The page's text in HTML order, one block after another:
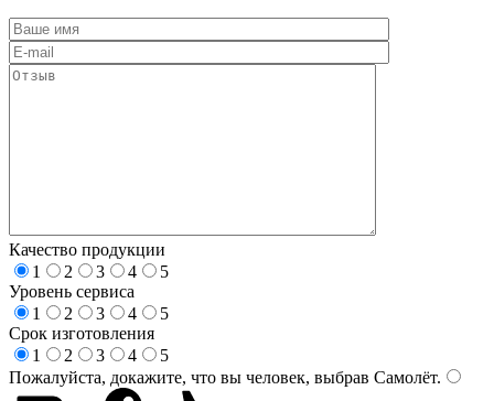
Качество продукции
1
2 3 4
5
Уровень сервиса
1
2 3 4
5
Срок изготовления
1
2 3 4
5
Пожалуйста, докажите, что вы человек, выбрав Самолёт.